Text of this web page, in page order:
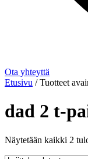
Ota yhteyttä
Etusivu / Tuotteet
dad 2 t-
Näytetään kaikki 2